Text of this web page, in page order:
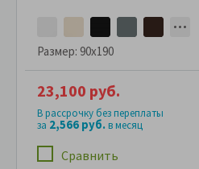
Размер: 90x190
Сравнить
23,100 руб.
В рассрочку без переплаты
за 2,566 руб.в месяц